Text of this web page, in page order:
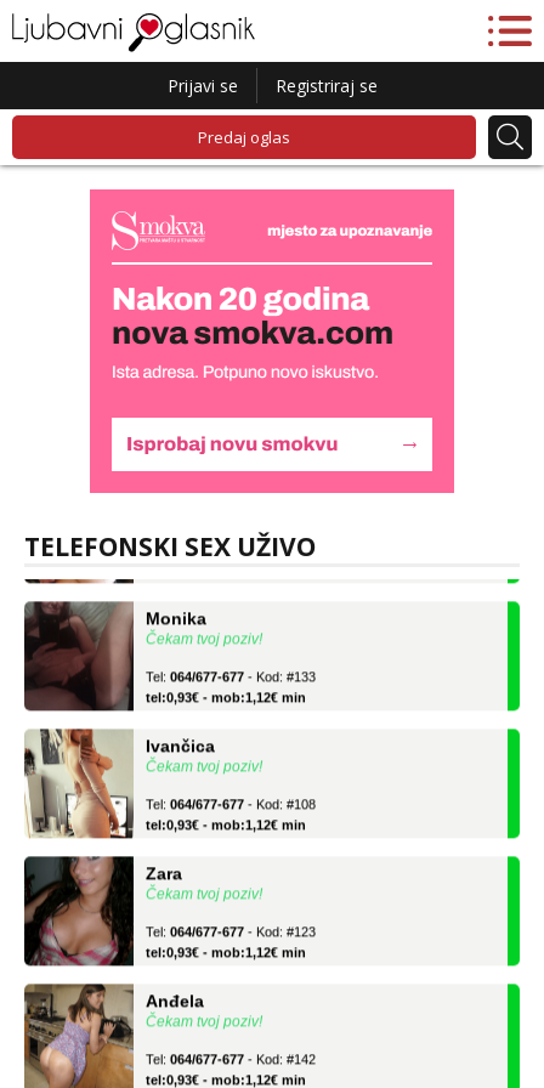
Prijavi se Registriraj se
Predaj oglas
TELEFONSKI SEX UŽIVO
Liliana
Čekam tvoj poziv!
- Kod: #69
tel:0,93€ - mob:1,12€ min
Čekam tvoj poziv!
tel:0,93€ - mob:1,12€ min
Čekam tvoj poziv!
tel:0,93€ - mob:1,12€ min
Čekam tvoj poziv!
tel:0,93€ - mob:1,12€ min
Čekam tvoj poziv!
tel:0,93€ - mob:1,12€ min